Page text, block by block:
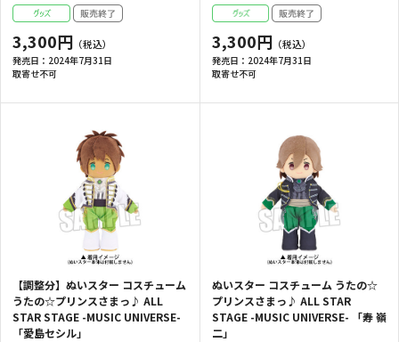
3,300円
発売日： 2024年7月31日
取寄せ不可
3,300円
発売日： 2024年7月31日
取寄せ不可
【調整分】ぬいスター コスチューム
うたの☆プリンスさまっ♪ ALL
STAR STAGE -MUSIC UNIVERSE-
「愛島セシル」
ぬいスター コスチューム うたの☆
プリンスさまっ♪ ALL STAR
STAGE -MUSIC UNIVERSE- 「寿 嶺
二」